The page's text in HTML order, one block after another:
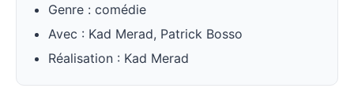
Genre : comédie
Avec : Kad Merad, Patrick Bosso
Réalisation : Kad Merad